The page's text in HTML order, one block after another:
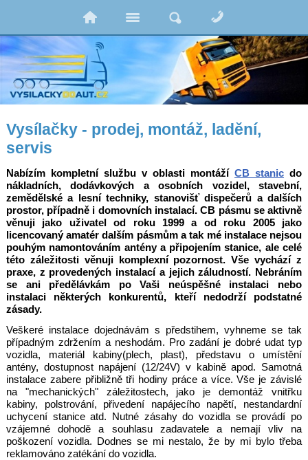
Vysílačky - prodej, montáž, ladění,
servis
Nabízím kompletní službu v oblasti montážíCB stanic do
nákladních, dodávkových a osobních vozidel, stavební,
zemědělské a lesní techniky, stanovišť dispečerů a dalších
prostor, případně i domovních instalací. CB pásmu se aktivně
věnuji jako uživatel od roku 1999 a od roku 2005 jako
licencovaný amatér dalším pásmům a tak mé instalace nejsou
pouhým namontováním antény a připojením stanice, ale celé
této záležitosti věnuji komplexní pozornost. Vše vychází z
praxe, z provedených instalací a jejich záludností. Nebráním
se ani předělávkám po Vaši neúspěšné instalaci nebo
instalaci některých konkurentů, kteří nedodrží podstatné
zásady.
Veškeré instalace dojednávám s předstihem, vyhneme se tak
případným zdržením a neshodám. Pro zadání je dobré udat typ
vozidla, materiál kabiny(plech, plast), představu o umístění
antény, dostupnost napájení (12/24V) v kabině apod. Samotná
instalace zabere přibližně tři hodiny práce a více. Vše je závislé
na "mechanických" záležitostech, jako je demontáž vnitřku
kabiny, polstrování, přivedení napájecího napětí, nestandardní
uchycení stanice atd. Nutné zásahy do vozidla se provádí po
vzájemné dohodě a souhlasu zadavatele a nemají vliv na
poškození vozidla. Dodnes se mi nestalo, že by mi bylo třeba
reklamováno zatékání do vozidla.